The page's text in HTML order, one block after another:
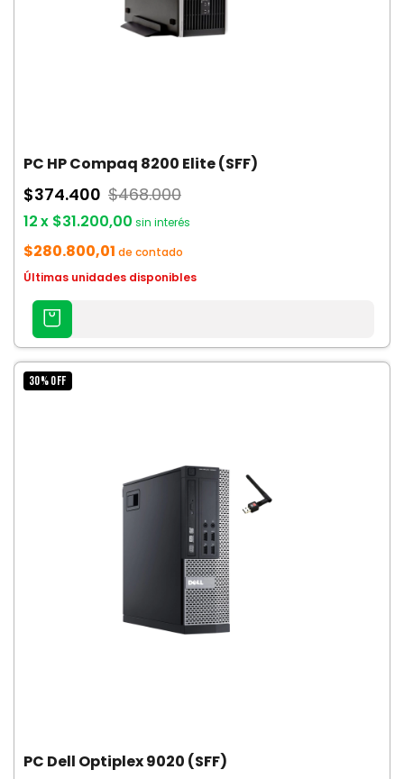
PC HP Compaq 8200 Elite (SFF)
$374.400 $468.000
12x $31.200,00 sin interés
$280.800,01 de contado
Últimas unidades disponibles
AGREGAR
CARRITO
30%OFF
PC Dell Optiplex 9020 (SFF)